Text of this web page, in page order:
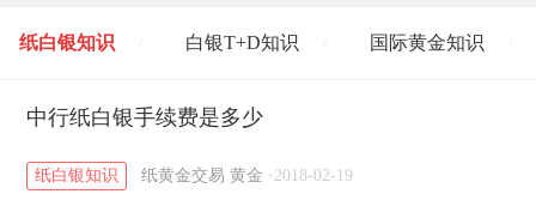
纸白银知识 白银T+D知识 国际黄金知识
黄金T+D知识 / 粤贵银知识
中行纸白银手续费是多少
纸白银知识 纸黄金交易 黄金 · 2018-02-19